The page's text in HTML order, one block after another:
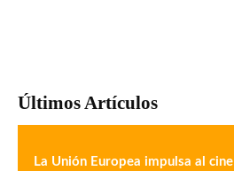
Últimos Artículos
La Unión Europea impulsa al cine